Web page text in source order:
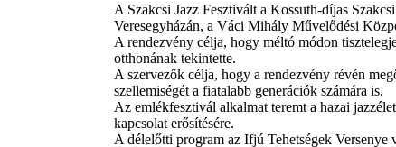
A Szakcsi Jazz Fesztivált a Kossuth-díjas
Veresegyházán, a Váci Mihály Művelődési
A rendezvény célja, hogy méltó módon
otthonának tekintette.
A szervezők célja, hogy a rendezvény révén
szellemiségét a fiatalabb generációk számára is.
Az emlékfesztivál alkalmat teremt a hazai
kapcsolat erősítésére.
A délelőtti program az Ifjú Tehetségek Versenye